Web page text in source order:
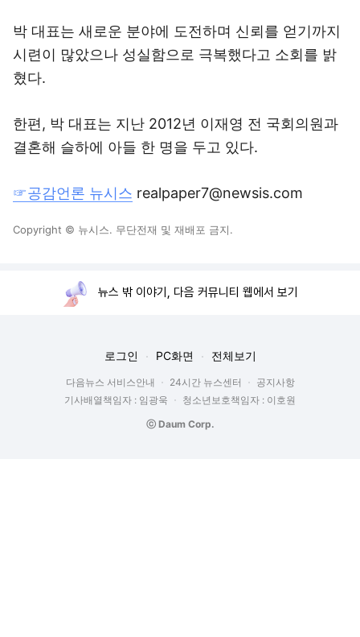
박 대표는 새로운 분야에 도전하며 신뢰를 얻기까지
시련이 많았으나 성실함으로 극복했다고 소회를 밝
혔다.
한편, 박 대표는 지난 2012년 이재영 전 국회의원과
결혼해 슬하에 아들 한 명을 두고 있다.
☞공감언론 뉴시스 realpaper7@newsis.com
Copyright © 뉴시스. 무단전재 및 재배포 금지.
뉴스 밖 이야기, 다음 커뮤니티 웹에서 보기
로그인 PC화면 전체보기
다음뉴스 서비스안내 24시간 뉴스센터
공지사항
기사배열책임자 : 임광욱
청소년보호책임자 : 이호원
ⓒ Daum Corp.